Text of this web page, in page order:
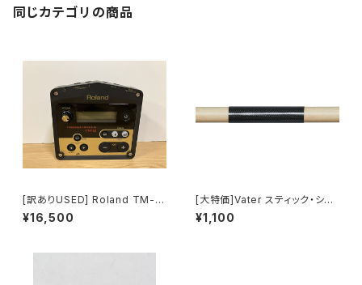
同じカテゴリの商品
[訳ありUSED] Roland TM-2
Trigger Module
¥16,500
[大特価]Vater スティック・シー
ルド VSS
¥1,100